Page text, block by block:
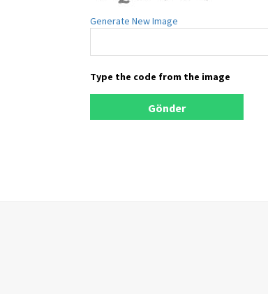
Generate New Image
Type the code from the image